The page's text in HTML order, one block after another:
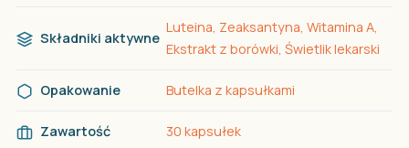
Składniki aktywne
Luteina, Zeaksantyna, Witamina A,
Ekstrakt z borówki, Świetlik lekarski
Opakowanie Butelka z kapsułkami
Zawartość 30 kapsułek